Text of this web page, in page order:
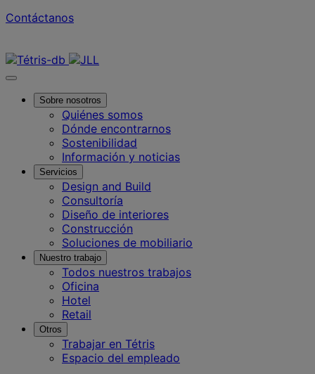
Contáctanos
Sobre nosotros
Quiénes somos
Dónde encontrarnos
Sostenibilidad
Información y noticias
Servicios
Design and Build
Consultoría
Diseño de interiores
Construcción
Soluciones de mobiliario
Nuestro trabajo
Todos nuestros trabajos
Oficina
Hotel
Retail
Otros
Trabajar en Tétris
Espacio del empleado